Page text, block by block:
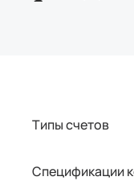
Типы счетов
Спецификации